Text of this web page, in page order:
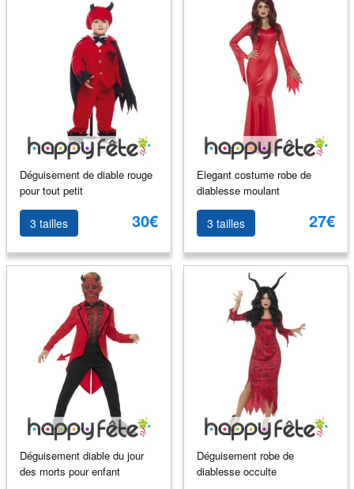
Déguisement de diable rouge
pour tout petit
3 tailles 30€
Elegant costume robe de
diablesse moulant
3 tailles 27€
Déguisement diable du jour
des morts pour enfant
Déguisement robe de
diablesse occulte